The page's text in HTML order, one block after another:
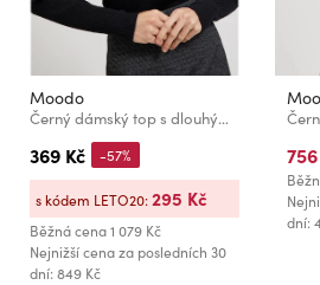
Moodo
Černý dámský top s dlouhým rukávem
369 Kč
Běžná cena1 079 Kč
Nejnižší cena za posledních 30
dní: 849 Kč
-57%
s kódem LETO20:295 Kč
dní: